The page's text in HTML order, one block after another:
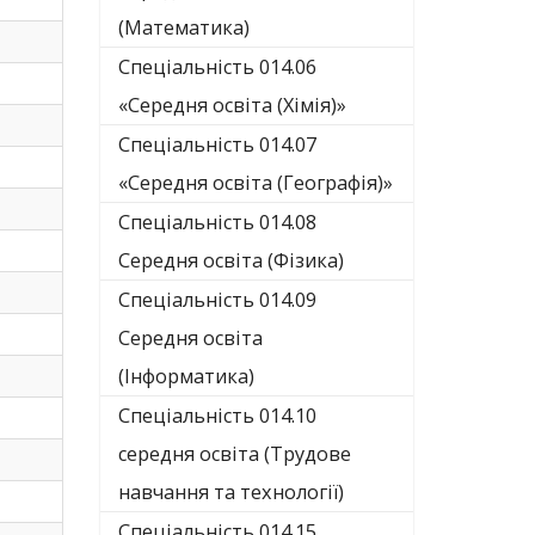
(Математика)
Спеціальність 014.06
«Середня освіта (Хімія)»
Спеціальність 014.07
«Середня освіта (Географія)»
Спеціальність 014.08
Середня освіта (Фізика)
Спеціальність 014.09
Середня освіта
(Інформатика)
Спеціальність 014.10
середня освіта (Трудове
навчання та технології)